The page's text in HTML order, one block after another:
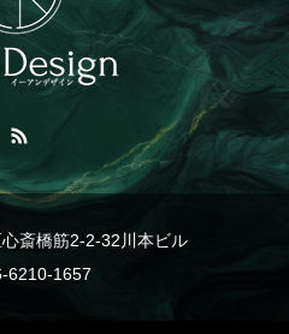
斎橋筋2-2-32川本ビル
6210-1657